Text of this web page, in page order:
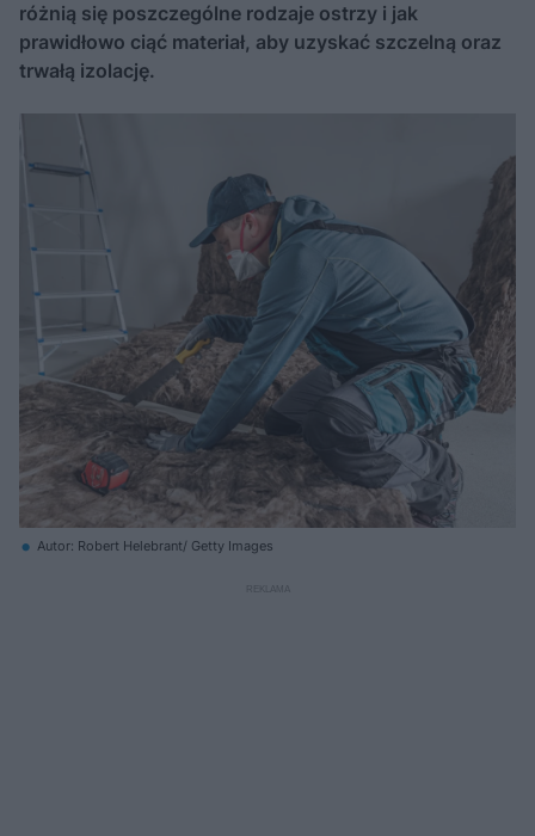
różnią się poszczególne rodzaje ostrzy i jak
prawidłowo ciąć materiał, aby uzyskać szczelną oraz
trwałą izolację.
Autor: Robert Helebrant/ Getty Images